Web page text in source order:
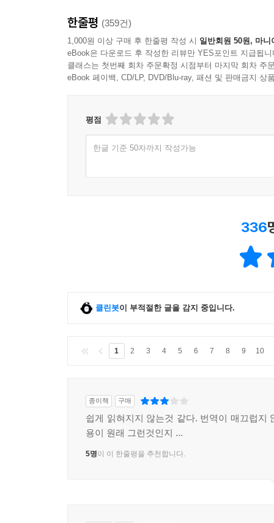
한줄평 (359건)
1,000원 이상 구매 후 한줄평 작성 시 일반회원 50원, 마니
eBook은 다운로드 후 작성한 리뷰만 YES포인트 지급됩니
클래스는 첫번째 회차 주문확정 시점부터 마지막 회차 주
eBook 페이백, CD/LP, DVD/Blu-ray, 패션 및 판매금지 상
평점
한글 기준 50자까지 작성가능
336
클린봇이 부적절한 글을 감지 중입니다.
1 2 3 4 5 6 7 8 9 10
종이책 구매
쉽게 읽혀지지 않는것 같다. 번역이 매끄럽지
용이 원래 그런것인지 ...
5명이 이 한줄평을 추천합니다.